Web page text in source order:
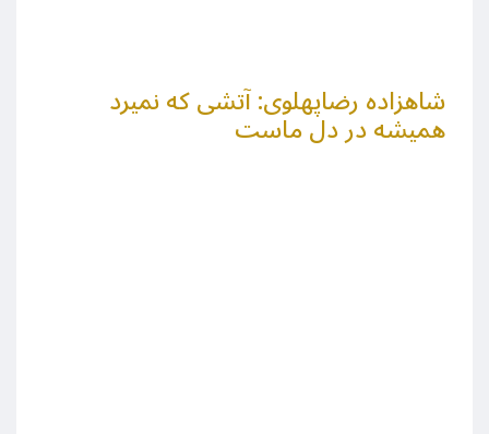
شاهزاده رضاپهلوی: آتشی که نمیرد
همیشه در دل ماست